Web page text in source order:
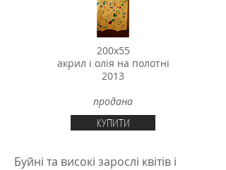
200х55
акрил і олія на полотні
2013
продана
КУПИТИ
Буйні та високі зарослі квітів і